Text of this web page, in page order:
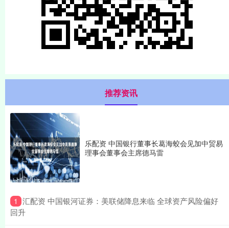
推荐资讯
乐配资 中国银行董事长葛海蛟会见加中贸易
理事会董事会主席德马雷
1 ​汇配资 中国银河证券：美联储降息来临 全球资产风险偏好
回升